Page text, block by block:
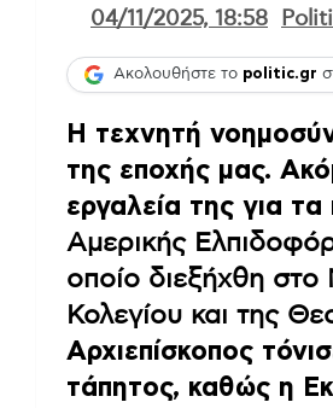
04/11/2025, 18:58
Ακολουθήστε το politic.gr
Η τεχνητή
της εποχής μας.
εργαλεία της για
Αμερικής
οποίο διεξήχθη στο
Κολεγίου και της
Αρχιεπίσκοπος
τάπητος, καθώς η